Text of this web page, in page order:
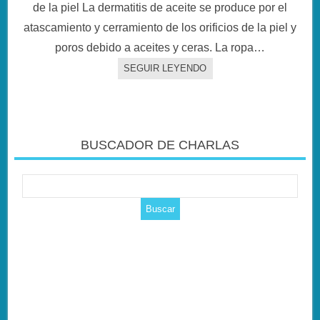
de la piel La dermatitis de aceite se produce por el
atascamiento y cerramiento de los orificios de la piel y
poros debido a aceites y ceras. La ropa…
SEGUIR LEYENDO
BUSCADOR DE CHARLAS